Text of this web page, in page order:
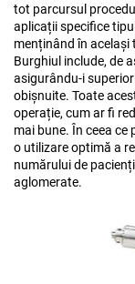
tot parcursul
aplicații specifice
menținând în
Burghiul include, de
asigurându-i
obișnuite. Toate
operație, cum ar fi
mai bune. În ceea
o utilizare optimă a
numărului de
aglomerate.